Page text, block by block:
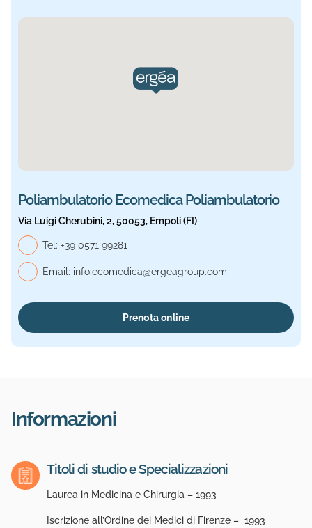
Poliambulatorio Ecomedica Poliambulatorio
Via Luigi Cherubini, 2, 50053, Empoli (FI)
Tel: Telefono generale, Ecomedica Poliambulatorio
+39 0571 99281
Email: info.ecomedica@ergeagroup.com
Prenota online
Informazioni
Titoli di studio e Specializzazioni
Laurea in Medicina e Chirurgia – 1993
Iscrizione all’Ordine dei Medici di Firenze – 1993